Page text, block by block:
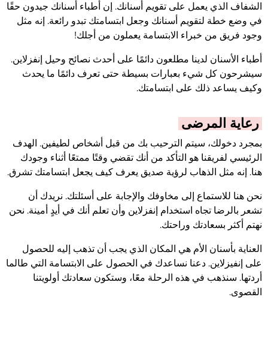
الشفاف الذي يعمل على تقويم أسنانك. إن أطباء أسنانك جيدون حقًا
في وضع خطة لتقويم أسنانك وجعل ابتسامتك تبدو رائعة. إنه مثل
وجود فريق من خبراء الابتسامة يعملون من أجلك!
أطباء الأسنان لدينا مطلعون دائمًا على أحدث نصائح وحيل إنفزلاين.
سيشرحون كل شيء بعبارات بسيطة حتى تعرف دائمًا ما يحدث
وكيف يساعد ذلك على ابتسامتك.
رعاية المرضى
بمجرد دخولك، سيتم الترحيب بك من قبل أشخاص لطيفين. الهدف
الرئيسي لفريقنا هو التأكد من أنك تقضي وقتًا ممتعًا أثناء وجودك
هنا. إنه مثل الذهاب لرؤية صديق يعرف كيف يجعل ابتسامتك تشرق.
نحن هنا للاستماع إلى مخاوفك والإجابة على أسئلتك. نريدك أن
تشعر بالرضا تجاه استخدام إنفزلاين وأن تعلم أنك في أيدٍ أمينة. نحن
نهتم أكثر بسعادتك وراحتك.
العناية بأسنان الأم هي المكان الذي يجب أن تذهب إليه للحصول
على إنفيزلاين. دعنا نساعدك في الحصول على الابتسامة التي طالما
أردتها. سنذهب في هذه الرحلة معًا، وستكون سعادتك أولويتنا
القصوى.